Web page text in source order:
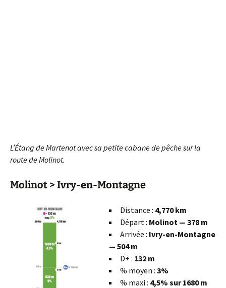
L’Étang de Martenot avec sa petite cabane de pêche sur la
route de Molinot.
Molinot > Ivry-en-Montagne
Distance : 4,770 km
Départ : Molinot — 378 m
Arrivée : Ivry-en-Montagne
— 504 m
D+ : 132 m
% moyen : 3%
% maxi : 4,5% sur 1680 m